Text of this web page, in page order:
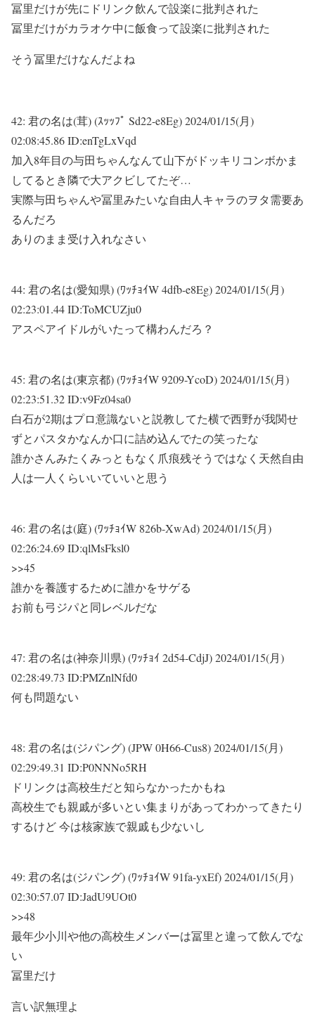
冨里だけが先にドリンク飲んで設楽に批判された
冨里だけがカラオケ中に飯食って設楽に批判された
そう冨里だけなんだよね
42: 君の名は(茸) (ｽｯｯﾌﾟ Sd22-e8Eg)2024/01/15(月)
02:08:45.86 ID:enTgLxVqd
加入8年目の与田ちゃんなんて山下がドッキリコンボかま
してるとき隣で大アクビしてたぞ…
実際与田ちゃんや冨里みたいな自由人キャラのヲタ需要あ
るんだろ
ありのまま受け入れなさい
44: 君の名は(愛知県) (ﾜｯﾁｮｲW 4dfb-e8Eg)2024/01/15(月)
02:23:01.44 ID:ToMCUZju0
アスペアイドルがいたって構わんだろ？
45: 君の名は(東京都) (ﾜｯﾁｮｲW 9209-YcoD)2024/01/15(月)
02:23:51.32 ID:v9Fz04sa0
白石が2期はプロ意識ないと説教してた横で西野が我関せ
ずとパスタかなんか口に詰め込んでたの笑ったな
誰かさんみたくみっともなく爪痕残そうではなく天然自由
人は一人くらいいていいと思う
46: 君の名は(庭) (ﾜｯﾁｮｲW 826b-XwAd)2024/01/15(月)
02:26:24.69 ID:qlMsFksl0
>>45
誰かを養護するために誰かをサゲる
お前も弓ジパと同レベルだな
47: 君の名は(神奈川県) (ﾜｯﾁｮｲ 2d54-CdjJ)2024/01/15(月)
02:28:49.73 ID:PMZnlNfd0
何も問題ない
48: 君の名は(ジパング) (JPW 0H66-Cus8)2024/01/15(月)
02:29:49.31 ID:P0NNNo5RH
ドリンクは高校生だと知らなかったかもね
高校生でも親戚が多いとい集まりがあってわかってきたり
するけど 今は核家族で親戚も少ないし
49: 君の名は(ジパング) (ﾜｯﾁｮｲW 91fa-yxEf)2024/01/15(月)
02:30:57.07 ID:JadU9UOt0
>>48
最年少小川や他の高校生メンバーは冨里と違って飲んでな
い
冨里だけ
言い訳無理よ